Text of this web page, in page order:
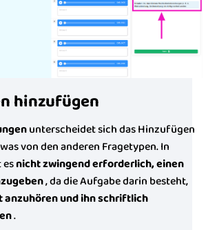
hinzufügen
unterscheidet sich das Hinzufügen
von den anderen Fragetypen. In
esnicht zwingend erforderlich, einen
, da die Aufgabe darin besteht,
anzuhören und ihn schriftlich
.